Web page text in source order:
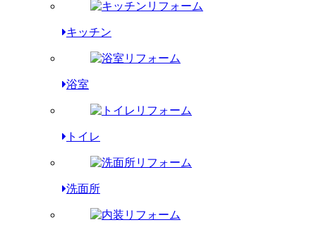
キッチン
浴室
トイレ
洗面所